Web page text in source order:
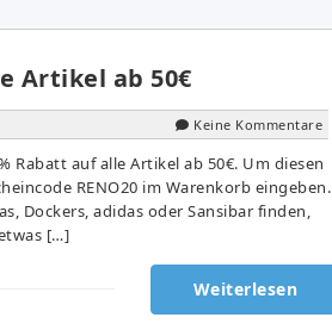
Artikel ab 50€
Keine Kommentare
Rabatt auf alle Artikel ab 50€. Um diesen
RENO20 im Warenkorb eingeben.
Dockers, adidas oder Sansibar finden,
[…]
Weiterlesen